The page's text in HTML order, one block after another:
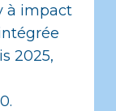
à impact
2025,